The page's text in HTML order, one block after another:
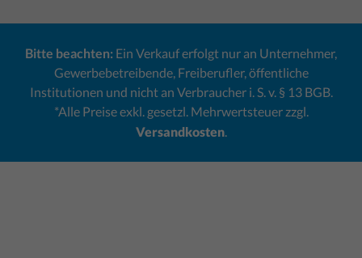
Bitte beachten: Ein Verkauf erfolgt nur an Unternehmer,
Gewerbebetreibende, Freiberufler, öffentliche
Institutionen und nicht an Verbraucher i. S. v. § 13 BGB.
*Alle Preise exkl. gesetzl. Mehrwertsteuer zzgl.
Versandkosten.